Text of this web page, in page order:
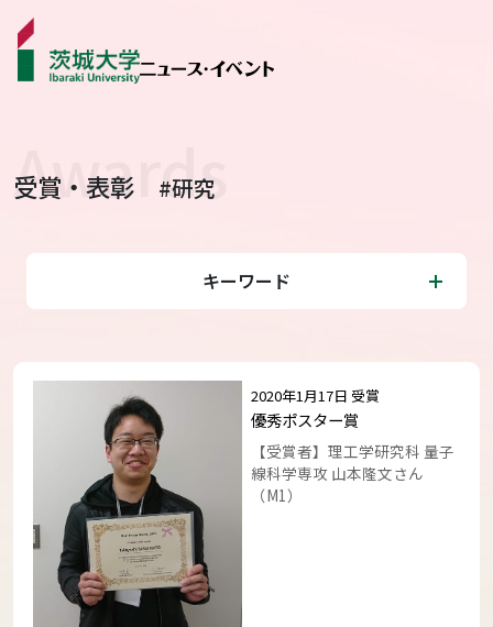
カテゴリから探す
受賞･表彰
コラム･特集
トップに戻る
受賞・表彰 #研究
キーワード
2020年1月17日 受賞
優秀ポスター賞
【受賞者】理工学研究科 量子
線科学専攻 山本隆文さん
（M1）